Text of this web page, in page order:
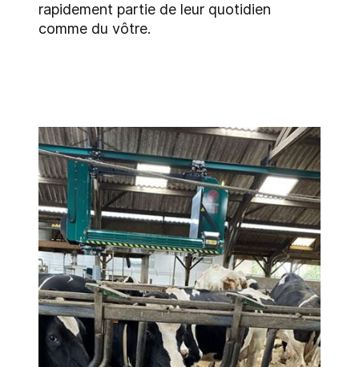
rapidement partie de leur quotidien
comme du vôtre.